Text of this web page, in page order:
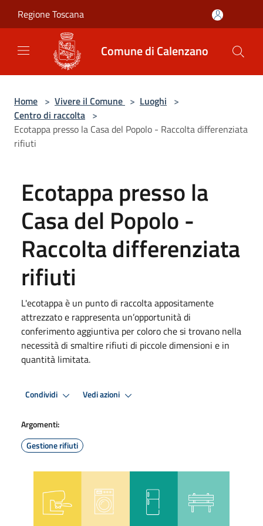
Regione Toscana
Comune di Calenzano
Home > Vivere il Comune > Luoghi >
Centro di raccolta >
Ecotappa presso la Casa del Popolo - Raccolta differenziata
rifiuti
Ecotappa presso la
Casa del Popolo -
Raccolta differenziata
rifiuti
L'ecotappa è un punto di raccolta appositamente
attrezzato e rappresenta un’opportunità di
conferimento aggiuntiva per coloro che si trovano nella
necessità di smaltire rifiuti di piccole dimensioni e in
quantità limitata.
Condividi Vedi azioni
Argomenti:
Gestione rifiuti